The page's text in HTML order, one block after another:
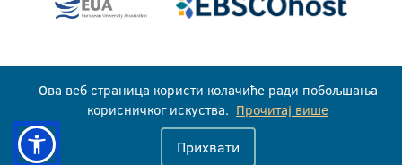
Универзитет у Бањој Луци © 2026
Сва права задржана
Ова веб страница користи колачиће ради побољшања
корисничког искуства. Прочитај више
Прихвати